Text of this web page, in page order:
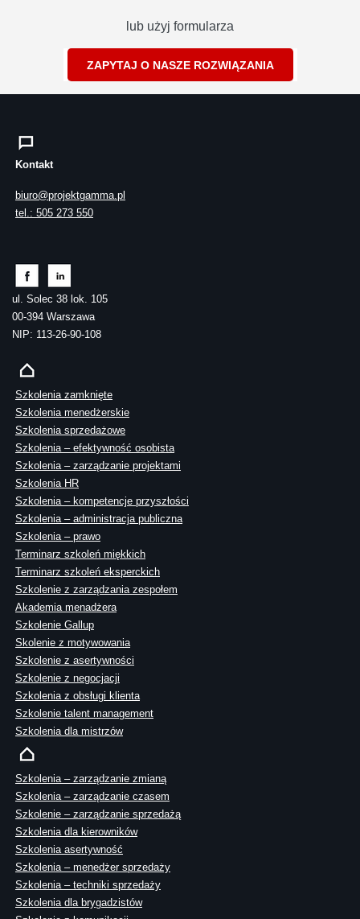
lub użyj formularza
ZAPYTAJ O NASZE ROZWIĄZANIA
Kontakt
biuro@projektgamma.pl
tel.: 505 273 550
ul. Solec 38 lok. 105
00-394 Warszawa
NIP: 113-26-90-108
Szkolenia zamknięte
Szkolenia menedżerskie
Szkolenia sprzedażowe
Szkolenia – efektywność osobista
Szkolenia – zarządzanie projektami
Szkolenia HR
Szkolenia – kompetencje przyszłości
Szkolenia – administracja publiczna
Szkolenia – prawo
Terminarz szkoleń miękkich
Terminarz szkoleń eksperckich
Szkolenie z zarządzania zespołem
Akademia menadżera
Szkolenie Gallup
Skolenie z motywowania
Szkolenie z asertywności
Szkolenie z negocjacji
Szkolenia z obsługi klienta
Szkolenie talent management
Szkolenia dla mistrzów
Szkolenia – zarządzanie zmianą
Szkolenia – zarządzanie czasem
Szkolenie – zarządzanie sprzedażą
Szkolenia dla kierowników
Szkolenia asertywność
Szkolenia – menedżer sprzedaży
Szkolenia – techniki sprzedaży
Szkolenia dla brygadzistów